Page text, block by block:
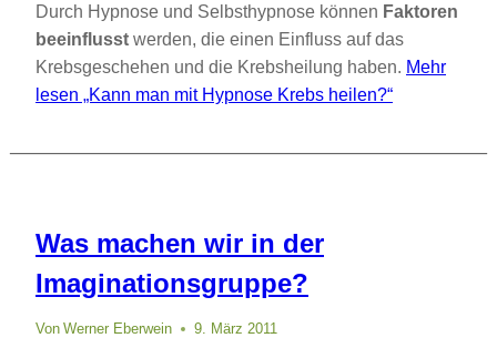
Durch Hypnose und Selbsthypnose können Faktoren
beeinflusst werden, die einen Einfluss auf das
Krebsgeschehen und die Krebsheilung haben. Mehr
lesen „Kann man mit Hypnose Krebs heilen?“
Was machen wir in der
Imaginationsgruppe?
Von Werner Eberwein 9. März 2011